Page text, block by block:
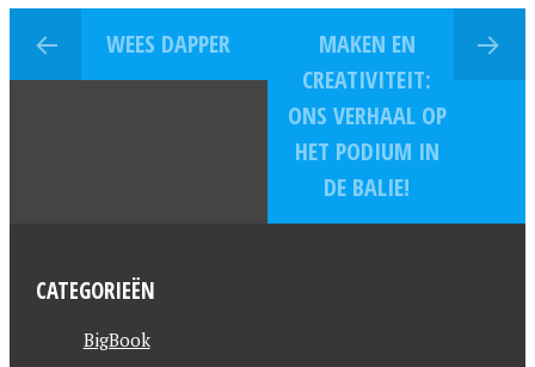
WEES DAPPER
MAKEN EN
CREATIVITEIT:
ONS VERHAAL OP
HET PODIUM IN
DE BALIE!
CATEGORIEËN
BigBook